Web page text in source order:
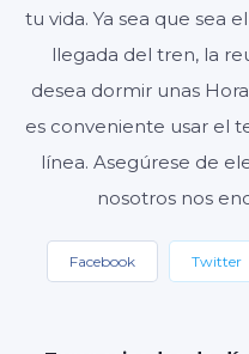
tu vida. Ya sea que sea
llegada del tren, la
desea dormir unas
es conveniente usar el
línea. Asegúrese de
nosotros nos
Facebook Twitter